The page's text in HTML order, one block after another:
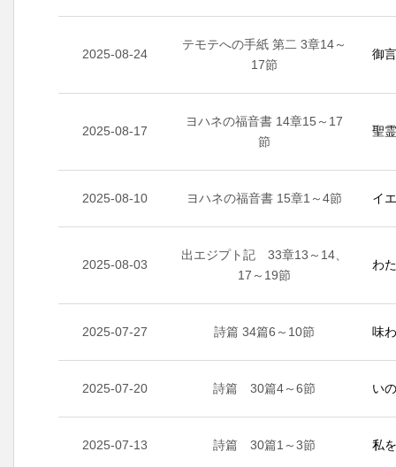
2025-08-24
テモテへの手紙 第二 3章14～
17節
御
2025-08-17
ヨハネの福音書 14章15～17
節
聖
2025-08-10 ヨハネの福音書 15章1～4節 イ
2025-08-03
出エジプト記 33章13～14、
17～19節
わ
2025-07-27 詩篇 34篇6～10節 味
2025-07-20 詩篇 30篇4～6節 い
2025-07-13 詩篇 30篇1～3節 私